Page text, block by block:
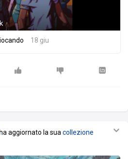
18 giu
ha aggiornato la sua collezione